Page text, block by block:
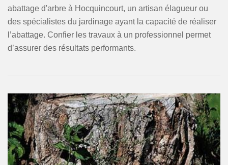
abattage d'arbre à Hocquincourt, un artisan élagueur ou
des spécialistes du jardinage ayant la capacité de réaliser
l’abattage. Confier les travaux à un professionnel permet
d’assurer des résultats performants.